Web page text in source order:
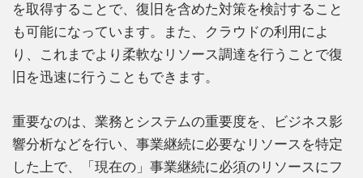
を取得することで、復旧を含めた対策を検討すること
も可能になっています。また、クラウドの利用によ
り、これまでより柔軟なリソース調達を行うことで復
旧を迅速に行うこともできます。
重要なのは、業務とシステムの重要度を、ビジネス影
響分析などを行い、事業継続に必要なリソースを特定
した上で、「現在の」事業継続に必須のリソースにフ